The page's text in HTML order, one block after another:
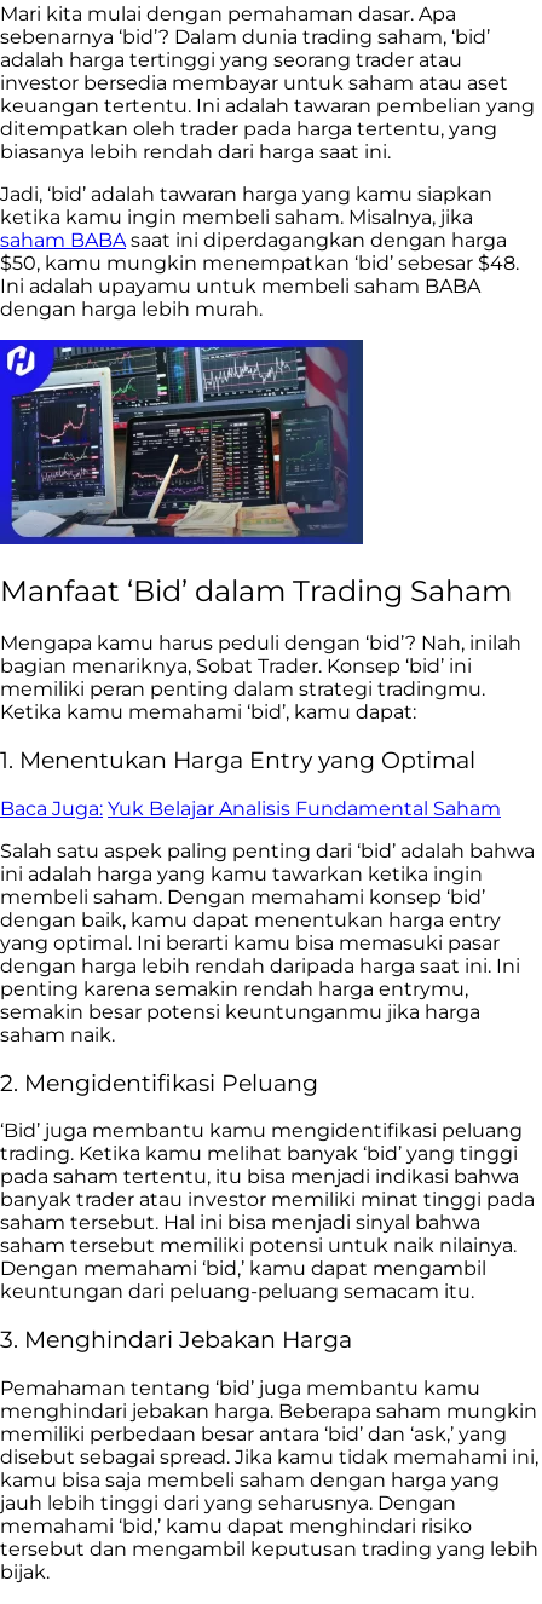
Mari kita mulai dengan pemahaman dasar. Apa
sebenarnya ‘bid’? Dalam dunia trading saham, ‘bid’
adalah harga tertinggi yang seorang trader atau
investor bersedia membayar untuk saham atau aset
keuangan tertentu. Ini adalah tawaran pembelian yang
ditempatkan oleh trader pada harga tertentu, yang
biasanya lebih rendah dari harga saat ini.
Jadi, ‘bid’ adalah tawaran harga yang kamu siapkan
ketika kamu ingin membeli saham. Misalnya, jika
saham BABA saat ini diperdagangkan dengan harga
$50, kamu mungkin menempatkan ‘bid’ sebesar $48.
Ini adalah upayamu untuk membeli saham BABA
dengan harga lebih murah.
Manfaat ‘Bid’ dalam Trading Saham
Mengapa kamu harus peduli dengan ‘bid’? Nah, inilah
bagian menariknya, Sobat Trader. Konsep ‘bid’ ini
memiliki peran penting dalam strategi tradingmu.
Ketika kamu memahami ‘bid’, kamu dapat:
1. Menentukan Harga Entry yang Optimal
Baca Juga: Yuk Belajar Analisis Fundamental Saham
Salah satu aspek paling penting dari ‘bid’ adalah bahwa
ini adalah harga yang kamu tawarkan ketika ingin
membeli saham. Dengan memahami konsep ‘bid’
dengan baik, kamu dapat menentukan harga entry
yang optimal. Ini berarti kamu bisa memasuki pasar
dengan harga lebih rendah daripada harga saat ini. Ini
penting karena semakin rendah harga entrymu,
semakin besar potensi keuntunganmu jika harga
saham naik.
2. Mengidentifikasi Peluang
‘Bid’ juga membantu kamu mengidentifikasi peluang
trading. Ketika kamu melihat banyak ‘bid’ yang tinggi
pada saham tertentu, itu bisa menjadi indikasi bahwa
banyak trader atau investor memiliki minat tinggi pada
saham tersebut. Hal ini bisa menjadi sinyal bahwa
saham tersebut memiliki potensi untuk naik nilainya.
Dengan memahami ‘bid,’ kamu dapat mengambil
keuntungan dari peluang-peluang semacam itu.
3. Menghindari Jebakan Harga
Pemahaman tentang ‘bid’ juga membantu kamu
menghindari jebakan harga. Beberapa saham mungkin
memiliki perbedaan besar antara ‘bid’ dan ‘ask,’ yang
disebut sebagai spread. Jika kamu tidak memahami ini,
kamu bisa saja membeli saham dengan harga yang
jauh lebih tinggi dari yang seharusnya. Dengan
memahami ‘bid,’ kamu dapat menghindari risiko
tersebut dan mengambil keputusan trading yang lebih
bijak.